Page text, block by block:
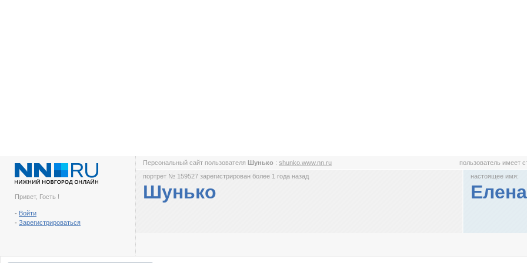
Привет, Гость !
- Войти
- Зарегистрироваться
Персональный сайт пользователя Шунько : shunko.www.nn.ru пользователь имеет
портрет № 159527 зарегистрирован более 1 года назад
Шунько
настоящее имя:
Елена